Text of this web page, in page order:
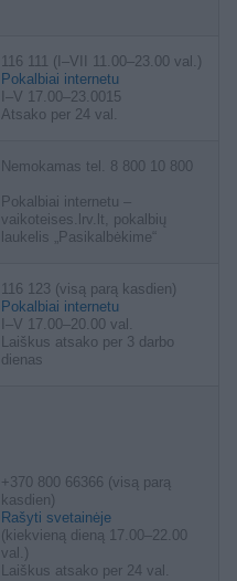
116 111 (I–VII 11.00–23.00 val.)
Pokalbiai internetu
I–V 17.00–23.0015
Atsako per 24 val.
Nemokamas tel. 8 800 10 800
Pokalbiai internetu –
vaikoteises.lrv.lt, pokalbių
laukelis „Pasikalbėkime“
116 123 (visą parą kasdien)
Pokalbiai internetu
I–V 17.00–20.00 val.
Laiškus atsako per 3 darbo
dienas
+370 800 66366 (visą parą
kasdien)
Rašyti svetainėje
(kiekvieną dieną 17.00–22.00
val.)
Laiškus atsako per 24 val.